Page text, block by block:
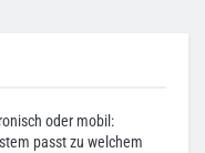
oder mobil:
passt zu welchem